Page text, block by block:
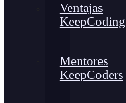
Ventajas
KeepCoding
Mentores
KeepCoders